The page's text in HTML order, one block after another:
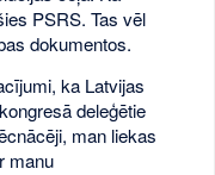
PSRS. Tas vēl
dokumentos.
ka Latvijas
deleģētie
man liekas
manu